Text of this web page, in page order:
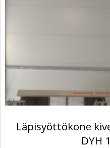
Läpisyöttökone
DYH